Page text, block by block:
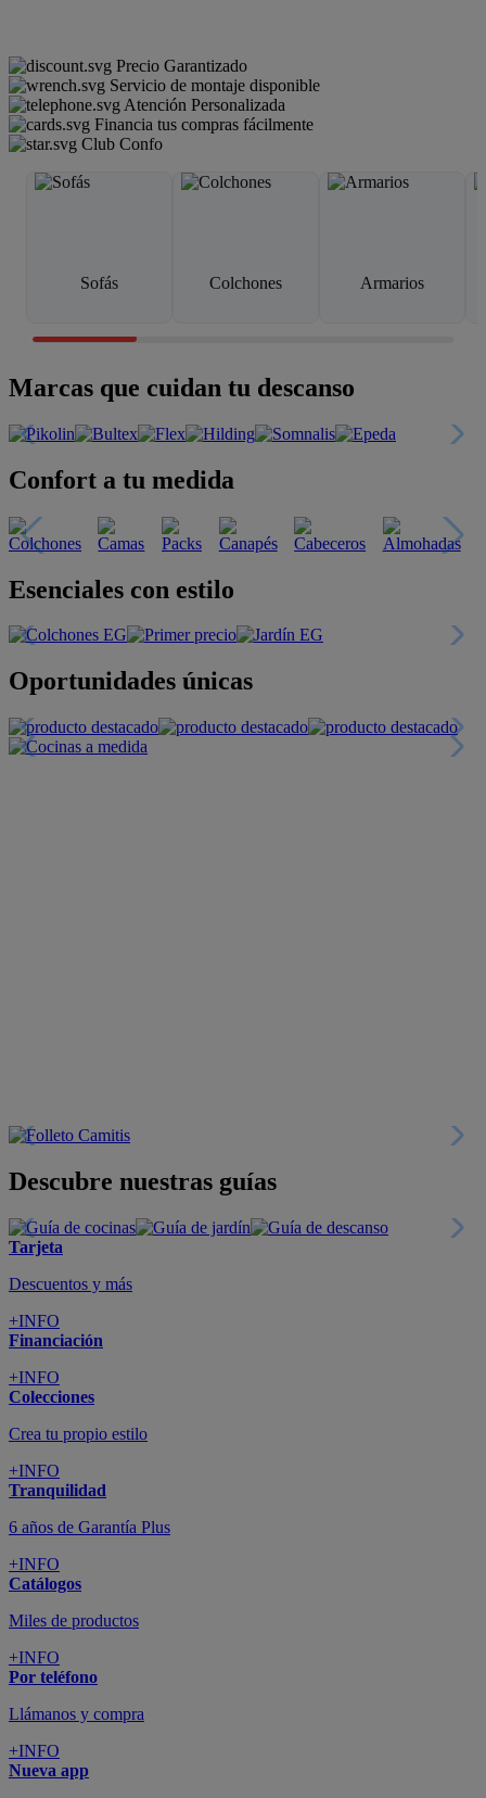
Precio Garantizado
Servicio de montaje disponible
Atención Personalizada
Financia tus compras fácilmente
Club Confo
Sofás Colchones Armarios
Marcas que cuidan tu descanso
Confort a tu medida
Esenciales con estilo
Oportunidades únicas
Descubre nuestras guías
Tarjeta
Descuentos y más
+INFO
Financiación
+INFO
Colecciones
Crea tu propio estilo
+INFO
Tranquilidad
6 años de Garantía Plus
+INFO
Catálogos
Miles de productos
+INFO
Por teléfono
Llámanos y compra
+INFO
Nueva app